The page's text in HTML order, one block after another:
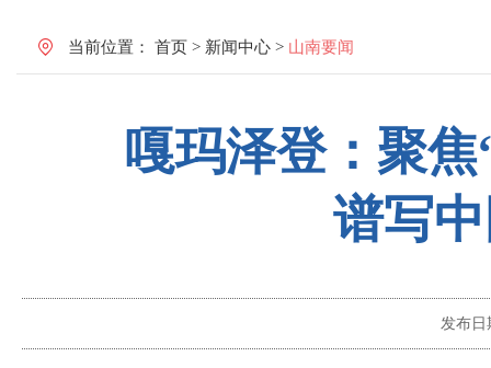
当前位置： 首页 > 新闻中心 > 山南要闻
嘎玛泽登：聚
谱写
发布日